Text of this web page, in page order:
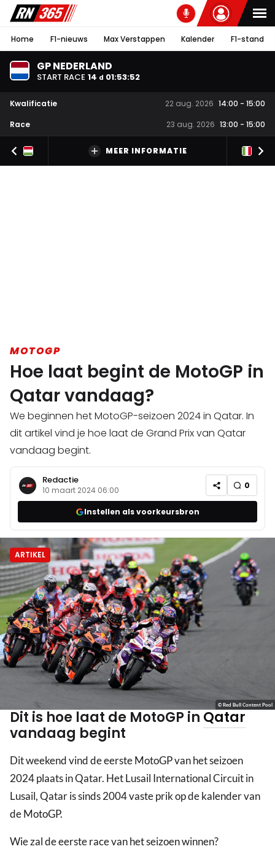
Home F1-nieuws Max Verstappen Kalender F1-stand
GP NEDERLAND
START RACE 14 d 01:53:51
Kwalificatie 22 aug. 2026 14:00 - 15:00
Race
23 aug. 2026 13:00 - 15:00
MEER INFORMATIE
MOTOGP
Hoe laat begint de MotoGP in
Qatar vandaag?
We beginnen het MotoGP-seizoen 2024 in Qatar. In
dit artikel vind je hoe laat de Grand Prix van Qatar
vandaag begint.
Redactie
10 maart 2024 06:00 0
Instellen als voorkeursbron
ARTIKEL
© Red Bull Content Pool
Dit is hoe laat de MotoGP in Qatar
vandaag begint
Dit weekend vind de eerste MotoGP van het seizoen
2024 plaats in Qatar. Het Lusail International Circuit in
Lusail, Qatar is sinds 2004 vaste prik op de kalender van
de MotoGP.
Wie zal de eerste race van het seizoen winnen?